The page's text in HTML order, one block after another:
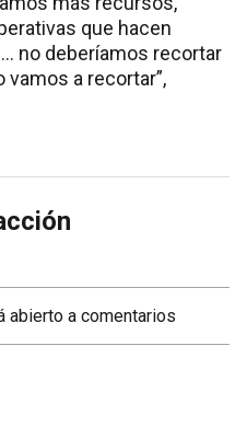
que hacen
no deberíamos recortar
vamos a recortar”,
abierto a comentarios